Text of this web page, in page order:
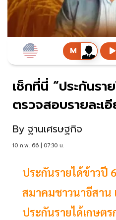
เช็กที่นี่ “ประกันรา
ตรวจสอบรายละเ
By ฐานเศรษฐกิจ
10 ก.พ. 66 | 07:30 น.
ประกันรายได้ข้าวปี
สมาคมชาวนาอีสาน
ประกันรายได้เกษต